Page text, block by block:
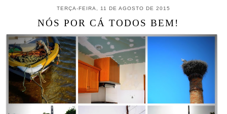
TERÇA-FEIRA, 11 DE AGOSTO DE 2015
NÓS POR CÁ TODOS BEM!